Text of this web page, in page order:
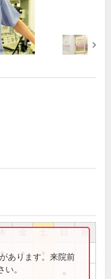
祝
● ●
あります。来院前
。